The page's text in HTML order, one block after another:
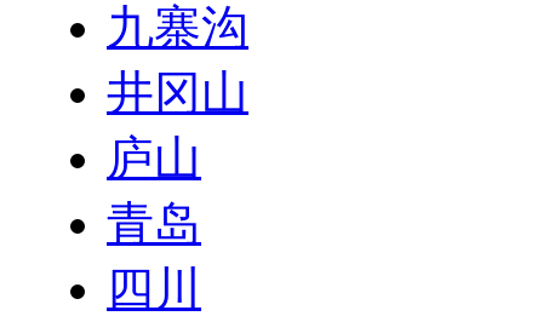
九寨沟
井冈山
庐山
青岛
四川